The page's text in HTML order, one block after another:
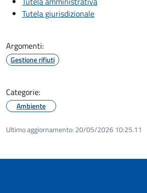
Tutela giurisdizionale
Argomenti:
Gestione rifiuti
Categorie:
Ambiente
Ultimo aggiornamento: 20/05/2026 10:25.11